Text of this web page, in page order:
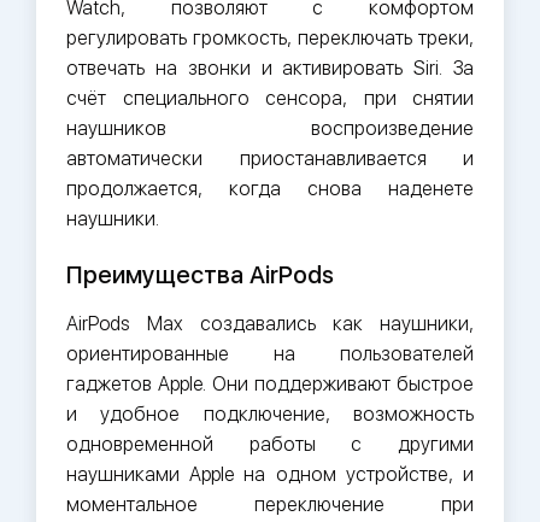
Watch, позволяют с комфортом
регулировать громкость, переключать треки,
отвечать на звонки и активировать Siri. За
счёт специального сенсора, при снятии
наушников воспроизведение
автоматически приостанавливается и
продолжается, когда снова наденете
наушники.
Преимущества AirPods
AirPods Max создавались как наушники,
ориентированные на пользователей
гаджетов Apple. Они поддерживают быстрое
и удобное подключение, возможность
одновременной работы с другими
наушниками Apple на одном устройстве, и
моментальное переключение при